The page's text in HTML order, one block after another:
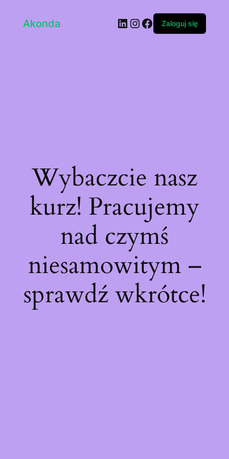
Akonda LinkedIn
Instagram
Facebook
Zaloguj się
Wybaczcie nasz
kurz! Pracujemy
nad czymś
niesamowitym –
sprawdź wkrótce!